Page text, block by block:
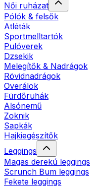
Női ruházat
Pólók & felsők
Atléták
Sportmelltartók
Pulóverek
Dzsekik
Melegítők & Nadrágok
Rövidnadrágok
Overálok
Fürdőruhák
Alsónemű
Zoknik
Sapkák
Hajkiegészítők
Leggings
Magas derekú leggings
Scrunch Bum leggings
Fekete leggings